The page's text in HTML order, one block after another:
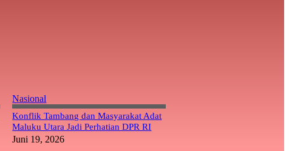
Nasional
Konflik Tambang dan Masyarakat Adat
Maluku Utara Jadi Perhatian DPR RI
Juni 19, 2026